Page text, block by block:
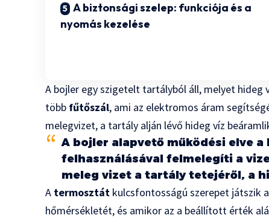
A biztonsági szelep: funkciója és a
nyomás kezelése
A bojler egy szigetelt tartályból áll, melyet
több fűtőszál, ami az elektromos áram
melegvizet, a tartály alján lévő hideg víz
A bojler alapvető működési elve
felhasználásával felmelegíti a
meleg vizet a tartály tetejéről, a
A termosztát kulcsfontosságú szerepet játszik
hőmérsékletét, és amikor az a beállított érték